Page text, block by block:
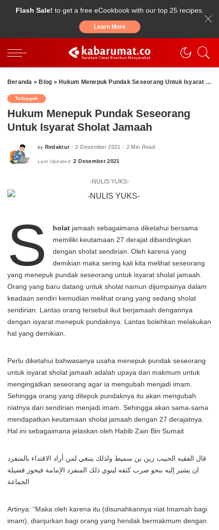
Flash Sale! to get a free eCookbook with our top 25 recipes.
Learn More
Beranda » Blog » Hukum Menepuk Pundak Seseorang Untuk Isyarat Sholat Jamaah
Tafaqquh
Hukum Menepuk Pundak Seseorang
Untuk Isyarat Sholat Jamaah
Posted
by Redaktur 2 Desember 2021 2 Min Read
Last Updated: 2 Desember 2021
-NULIS YUKS-
S holat jamaah sebagaimana diketahui bersama
memiliki keutamaan 27 derajat dibandingkan
dengan sholat sendirian. Oleh karena yang
demikian maka sering kali kita melihat seseorang
yang menepuk pundak seseorang untuk isyarat sholat jamaah.
Orang yang baru datang untuk sholat namun dijumpainya dalam
keadaan sendiri kemudian melihat orang yang sedang sholat
sendirian. Lantas orang tersebut ikut berjamaah dengannya
dengan isyarat menepuk pundaknya. Lantas bolehkan melakukan
hal yang demikian.
Perlu diketahui bahwasanya usaha menepuk pundak seseorang
untuk isyarat sholat jamaah adalah upaya dari makmum untuk
mengingatkan seseorang agar ia mengubah menjadi imam.
Sehingga orang yang ditepuk pundaknya itu akan mengubah
niatnya dari sendirian menjadi imam. Sehingga akan sama-sama
mendapatkan keutamaan sholat jamaah dengan 27 derajatnya.
Hal ini sebagaimana jelaskan oleh Habib Zain Bin Sumait
قال الفقيه الحبيب زين بن سميط ولذلك ينبغي لمن أراد الاقتداء بالمنفرد
ان يشير إليه بنحو ضرب كتفه لينوي ذلك المنفرد الإمامة فيحوز فضيلة
الجماعة
Artinya: “Maka oleh karena itu (disunahkannya niat Imamah bagi
imam), dianjurkan bagi orang yang hendak bermakmum dengan